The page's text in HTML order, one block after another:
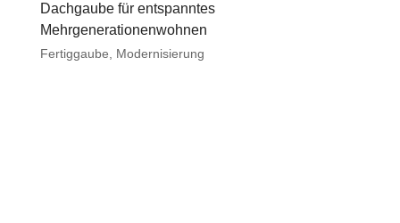
Dachgaube für entspanntes
Mehrgenerationenwohnen
Fertiggaube Modernisierung